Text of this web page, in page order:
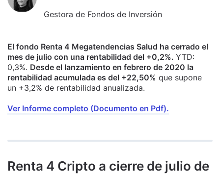
Gestora de Fondos de Inversión
El fondo Renta 4 Megatendencias Salud ha cerrado el
mes de julio con una rentabilidad del +0,2%. YTD:
0,3%. Desde el lanzamiento en febrero de 2020 la
rentabilidad acumulada es del +22,50% que supone
un +3,2% de rentabilidad anualizada.
Ver Informe completo (Documento en Pdf).
Renta 4 Cripto a cierre de julio de